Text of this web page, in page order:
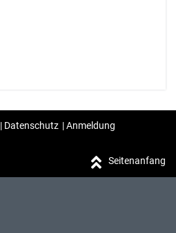
| Datenschutz |Anmeldung
Seitenanfang